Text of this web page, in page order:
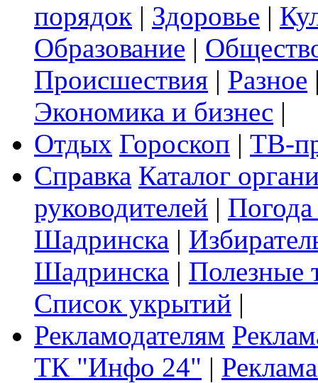
порядок | Здоровье |
Образование |
Происшествия | Разное
Экономика и бизнес |
Отдых Гороскоп | ТВ-
Справка Каталог
руководителей |
Шадринска |
Шадринска | Полезные
Список укрытий |
Рекламодателям
ТК "Инфо 24" |